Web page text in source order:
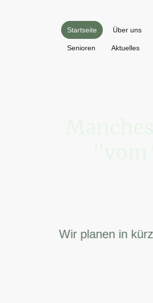
Startseite Über uns
Senioren Aktuelles
Wir planen in kürze